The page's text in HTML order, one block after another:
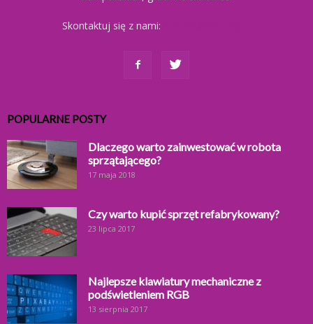
Skontaktuj się z nami:
POPULARNE POSTY
Dlaczego warto zainwestować w robota
sprzątającego?
17 maja 2018
Czy warto kupić sprzęt refabrykowany?
23 lipca 2017
Najlepsze klawiatury mechaniczne z
podświetleniem RGB
13 sierpnia 2017